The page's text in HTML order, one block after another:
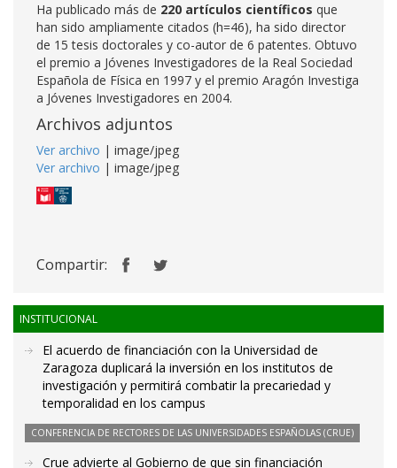
Ha publicado más de 220 artículos científicos que
han sido ampliamente citados (h=46), ha sido director
de 15 tesis doctorales y co-autor de 6 patentes. Obtuvo
el premio a Jóvenes Investigadores de la Real Sociedad
Española de Física en 1997 y el premio Aragón Investiga
a Jóvenes Investigadores en 2004.
Archivos adjuntos
Ver archivo | image/jpeg
Ver archivo | image/jpeg
Compartir:
INSTITUCIONAL
El acuerdo de financiación con la Universidad de
Zaragoza duplicará la inversión en los institutos de
investigación y permitirá combatir la precariedad y
temporalidad en los campus
CONFERENCIA DE RECTORES DE LAS UNIVERSIDADES ESPAÑOLAS (CRUE)
Crue advierte al Gobierno de que sin financiación